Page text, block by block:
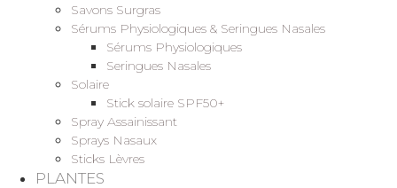
Savons Surgras
Sérums Physiologiques & Seringues Nasales
Sérums Physiologiques
Seringues Nasales
Solaire
Stick solaire SPF50+
Spray Assainissant
Sprays Nasaux
Sticks Lèvres
PLANTES